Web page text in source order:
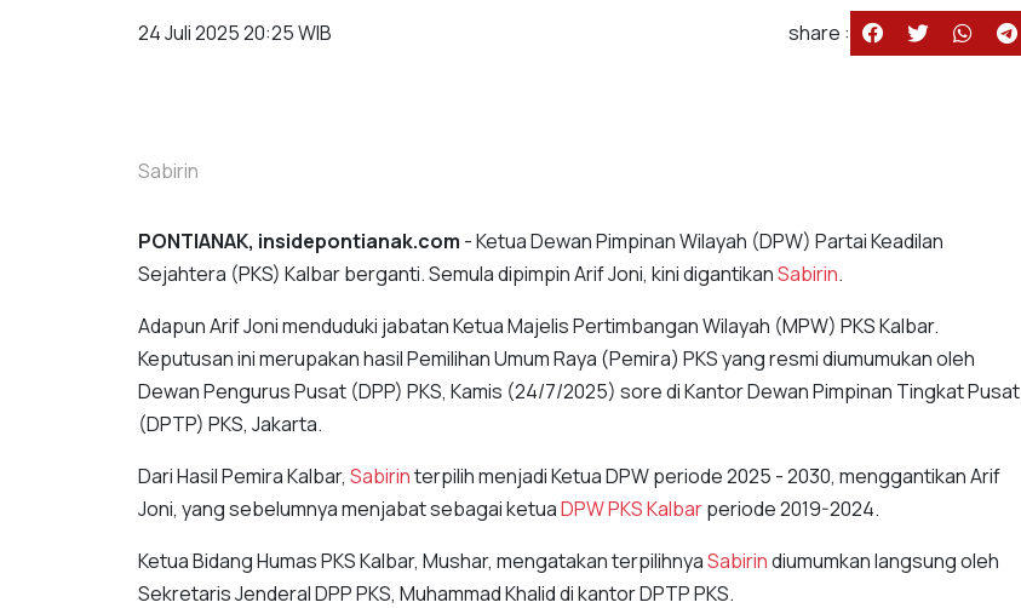
24 Juli 2025 20:25 WIB share :
Sabirin
PONTIANAK, insidepontianak.com - Ketua Dewan Pimpinan Wilayah (DPW) Partai Keadilan
Sejahtera (PKS) Kalbar berganti. Semula dipimpin Arif Joni, kini digantikanSabirin.
Adapun Arif Joni menduduki jabatan Ketua Majelis Pertimbangan Wilayah (MPW) PKS Kalbar.
Keputusan ini merupakan hasil Pemilihan Umum Raya (Pemira) PKS yang resmi diumumukan oleh
Dewan Pengurus Pusat (DPP) PKS, Kamis (24/7/2025) sore di Kantor Dewan Pimpinan Tingkat Pusat
(DPTP) PKS, Jakarta.
Dari Hasil Pemira Kalbar, Sabirinterpilih menjadi Ketua DPW periode 2025 - 2030, menggantikan Arif
Joni, yang sebelumnya menjabat sebagai ketuaDPW PKS Kalbarperiode 2019-2024.
Ketua Bidang Humas PKS Kalbar, Mushar, mengatakan terpilihnyaSabirindiumumkan langsung oleh
Sekretaris Jenderal DPP PKS, Muhammad Khalid di kantor DPTP PKS.